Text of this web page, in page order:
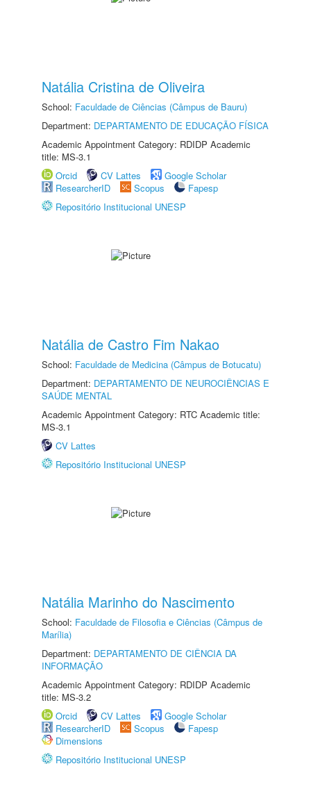
Natália Cristina de Oliveira
School: Faculdade de Ciências (Câmpus de Bauru)
Department: DEPARTAMENTO DE EDUCAÇÃO FÍSICA
Academic Appointment Category: RDIDP Academic
title: MS-3.1
Orcid
CV Lattes
Google Scholar
ResearcherID
Scopus
Fapesp
Repositório Institucional UNESP
Natália de Castro Fim Nakao
School: Faculdade de Medicina (Câmpus de Botucatu)
Department: DEPARTAMENTO DE NEUROCIÊNCIAS E
SAÚDE MENTAL
Academic Appointment Category: RTC Academic title:
MS-3.1
CV Lattes
Repositório Institucional UNESP
Natália Marinho do Nascimento
School: Faculdade de Filosofia e Ciências (Câmpus de
Marília)
Department: DEPARTAMENTO DE CIÊNCIA DA
INFORMAÇÃO
Academic Appointment Category: RDIDP Academic
title: MS-3.2
Orcid
CV Lattes
Google Scholar
ResearcherID
Scopus
Fapesp
Dimensions
Repositório Institucional UNESP